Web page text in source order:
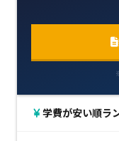
学費が安い順ラ